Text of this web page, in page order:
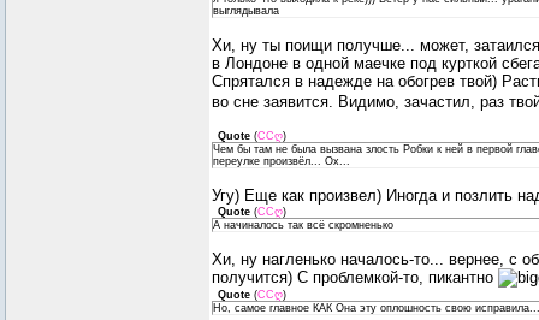
выглядывала
Хи, ну ты поищи получше... может,
в Лондоне в одной маечке под курткой
Спрятался в надежде на обогрев твой)
во сне заявится. Видимо, зачастил, раз
Quote (ССღ)
Чем бы там не была вызвана злость Робки к ней в первой
переулке произвёл... Ох...
Угу) Еще как произвел) Иногда и позлить
Quote (ССღ)
А начиналось так всё скромненько
Хи, ну нагленько началось-то... вернее, с
получится) С проблемкой-то, пикантно
Quote (ССღ)
Но, самое главное КАК Она эту оплошность свою исправила...